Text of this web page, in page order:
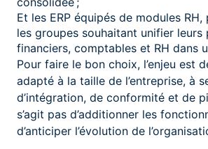
Et les ERP équipés de modules
les groupes souhaitant unifier leurs
financiers, comptables et RH dans
Pour faire le bon choix, l’enjeu est
adapté à la taille de l’entreprise, à
d’intégration, de conformité et de
s’agit pas d’additionner les
d’anticiper l’évolution de